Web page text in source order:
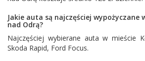
Jakie auta są najczęściej wypożyczane
nad Odrą?
Najczęściej wybierane auta w mieście
Skoda Rapid, Ford Focus.